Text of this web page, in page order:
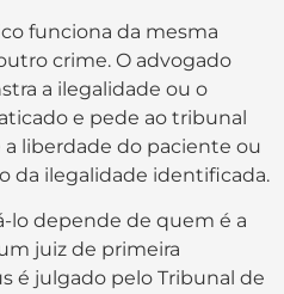
funciona da mesma
crime. O advogado
a ilegalidade ou o
e pede ao tribunal
liberdade do paciente ou
da ilegalidade identificada.
lo depende de quem é a
juiz de primeira
é julgado pelo Tribunal de